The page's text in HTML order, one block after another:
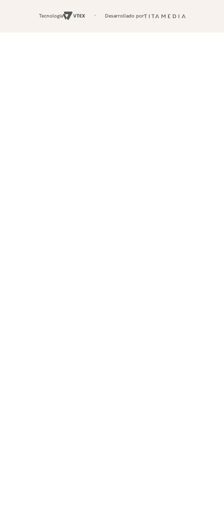
Tecnología Desarrollado por